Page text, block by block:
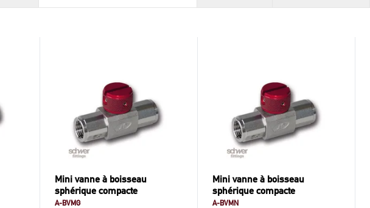
Mini vanne à boisseau
sphérique compacte
A-BVMG
Mini vanne à boisseau
sphérique compacte
A-BVMN